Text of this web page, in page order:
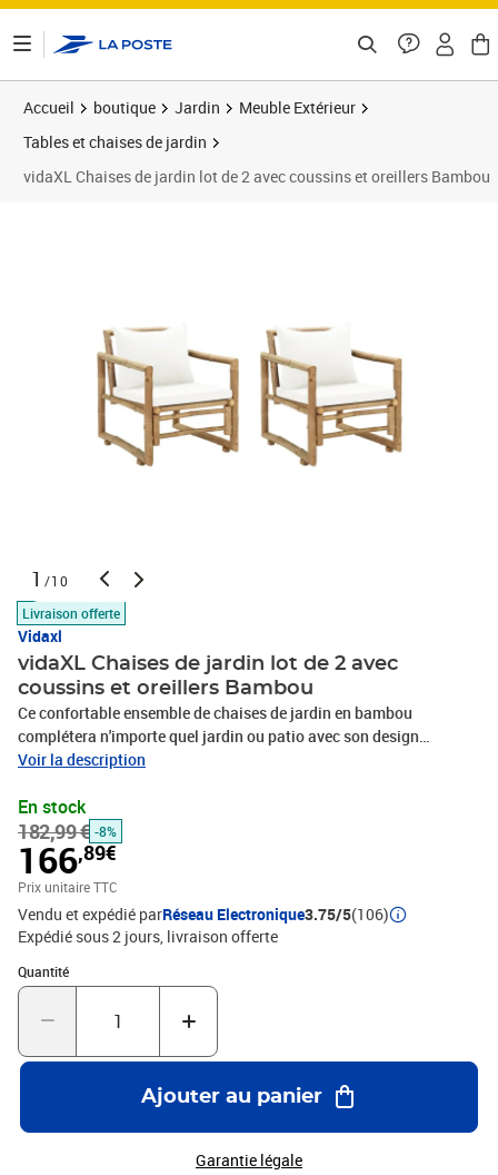
Accueil boutique Jardin
Meuble Extérieur
Tables et chaises de jardin
vidaXL Chaises de jardin lot de 2 avec coussins et oreillers Bambou
1 /10
Livraison offerte
Vidaxl
vidaXL Chaises de jardin lot de 2 avec
coussins et oreillers Bambou
Ce confortable ensemble de chaises de jardin en bambou
complétera n'importe quel jardin ou patio avec son design
classique. Matériau durable : ces chaises de jardin sont faites de
résistance aux intempéries et une grande durabilité. Expérience
d’assise confortable : les coussins épais et amovibles du siège et
du dossier s'ajoutent à leur confort d'assise. Facile à nettoyer : ils
sont faciles à nettoyer avec un chiffon humide. Ambiance
tropicale : les chaises sont très confortables et idéales pour lire ou
se détendre. La couleur authentique du bambou ajoutera une
touche tropicale à votre décoration extérieure. Bon à savoir :Pour
que vos meubles d'extérieur restent beaux, nous vous
recommandons de les protéger avec une housse
imperméable.Matériau : bambouDimensions : 60 x 65 x 72 cm (l x
du siège à partir du sol : 30 cmHauteur des accoudoirs à partir du
sol : 55 cmÉpaisseur du coussin de dossier : 4 cmÉpaisseur du
coussin de siège : 5 cmLa livraison inclut : 2 x chaise, 2 x coussin
de siège, 2 x coussin de dossierMatériel: Polyester: 100%
Voir la description
En stock
182,99 € -8%
166,89€
Prix unitaire TTC
Vendu et expédié parRéseau Electronique3.75/5(106)
Expédié sous 2 jours livraison offerte
Quantité
Quantité : 1
Ajouter au panier
Garantie légale